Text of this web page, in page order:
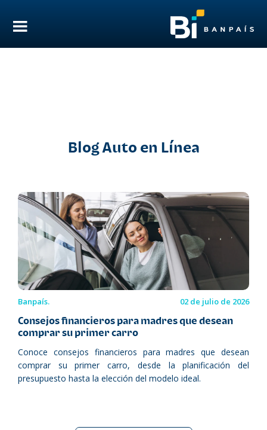
Blog Auto en Línea
Banpaís. 02 de julio de 2026
Consejos financieros para madres que desean
comprar su primer carro
Conoce consejos financieros para madres que desean
comprar su primer carro, desde la planificación del
presupuesto hasta la elección del modelo ideal.